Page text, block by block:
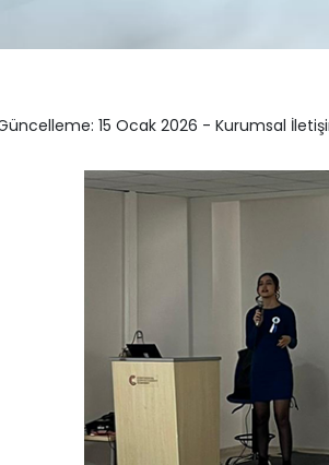
15 Ocak 2026 - Kurumsal